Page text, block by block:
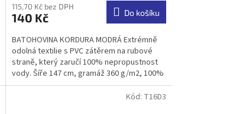
115,70 Kč bez DPH
140 Kč Do košíku
BATOHOVINA KORDURA MODRÁ Extrémně
odolná textilie s PVC zátěrem na rubové
straně, který zaručí 100% nepropustnost
vody. Šíře 147 cm, gramáž 360 g/m2, 100%
PES. Vodoodpudivá...
Kód: T16D3